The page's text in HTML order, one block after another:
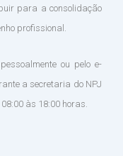
para a consolidação
profissional.
ou pelo e-
a secretaria do NPJ
às 18:00 horas.